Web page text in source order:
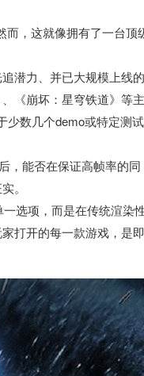
而，这就像拥有了一台顶
潜力、并已大规模上线
《崩坏：星穹铁道》等
少数几个demo或特定测
，能否在保证高帧率的同
。
选项，而是在传统渲染
打开的每一款游戏，是